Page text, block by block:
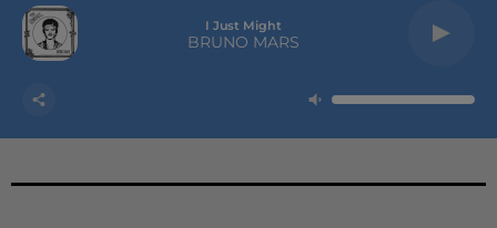
I Just Might
BRUNO MARS